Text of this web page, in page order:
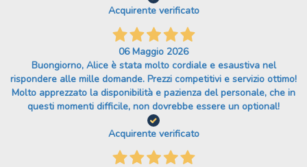
Acquirente verificato
06 Maggio 2026
Buongiorno, Alice è stata molto cordiale e esaustiva nel
rispondere alle mille domande. Prezzi competitivi e servizio ottimo!
Molto apprezzato la disponibilità e pazienza del personale, che in
questi momenti difficile, non dovrebbe essere un optional!
Acquirente verificato